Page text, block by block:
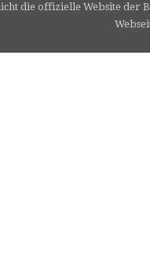
die offizielle Website der